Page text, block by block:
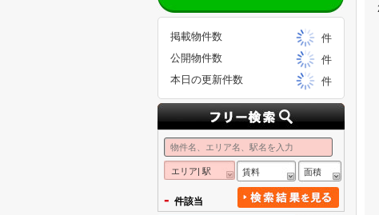
掲載物件数
件
公開物件数
件
本日の更新件数
件
エリア| 駅 賃料 面積
- 件該当